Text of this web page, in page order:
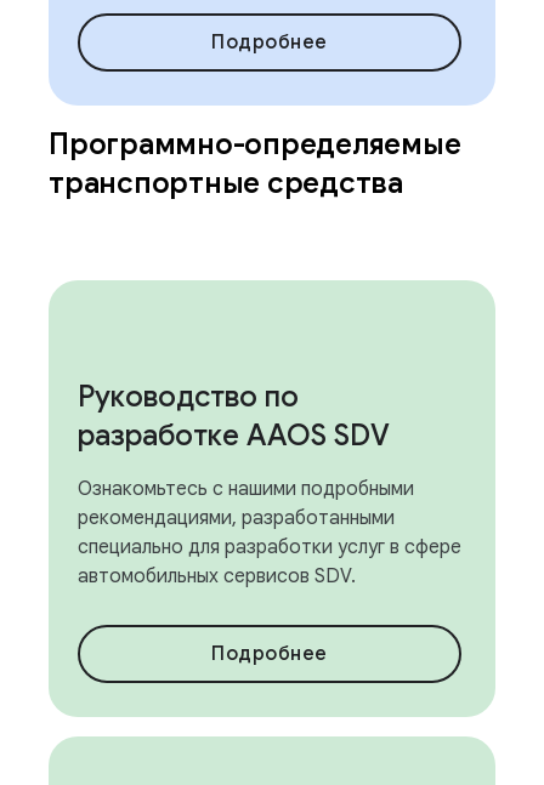
Подробнее
Программно-определяемые
транспортные средства
Руководство по
разработке AAOS SDV
Ознакомьтесь с нашими подробными
рекомендациями, разработанными
специально для разработки услуг в сфере
автомобильных сервисов SDV.
Подробнее